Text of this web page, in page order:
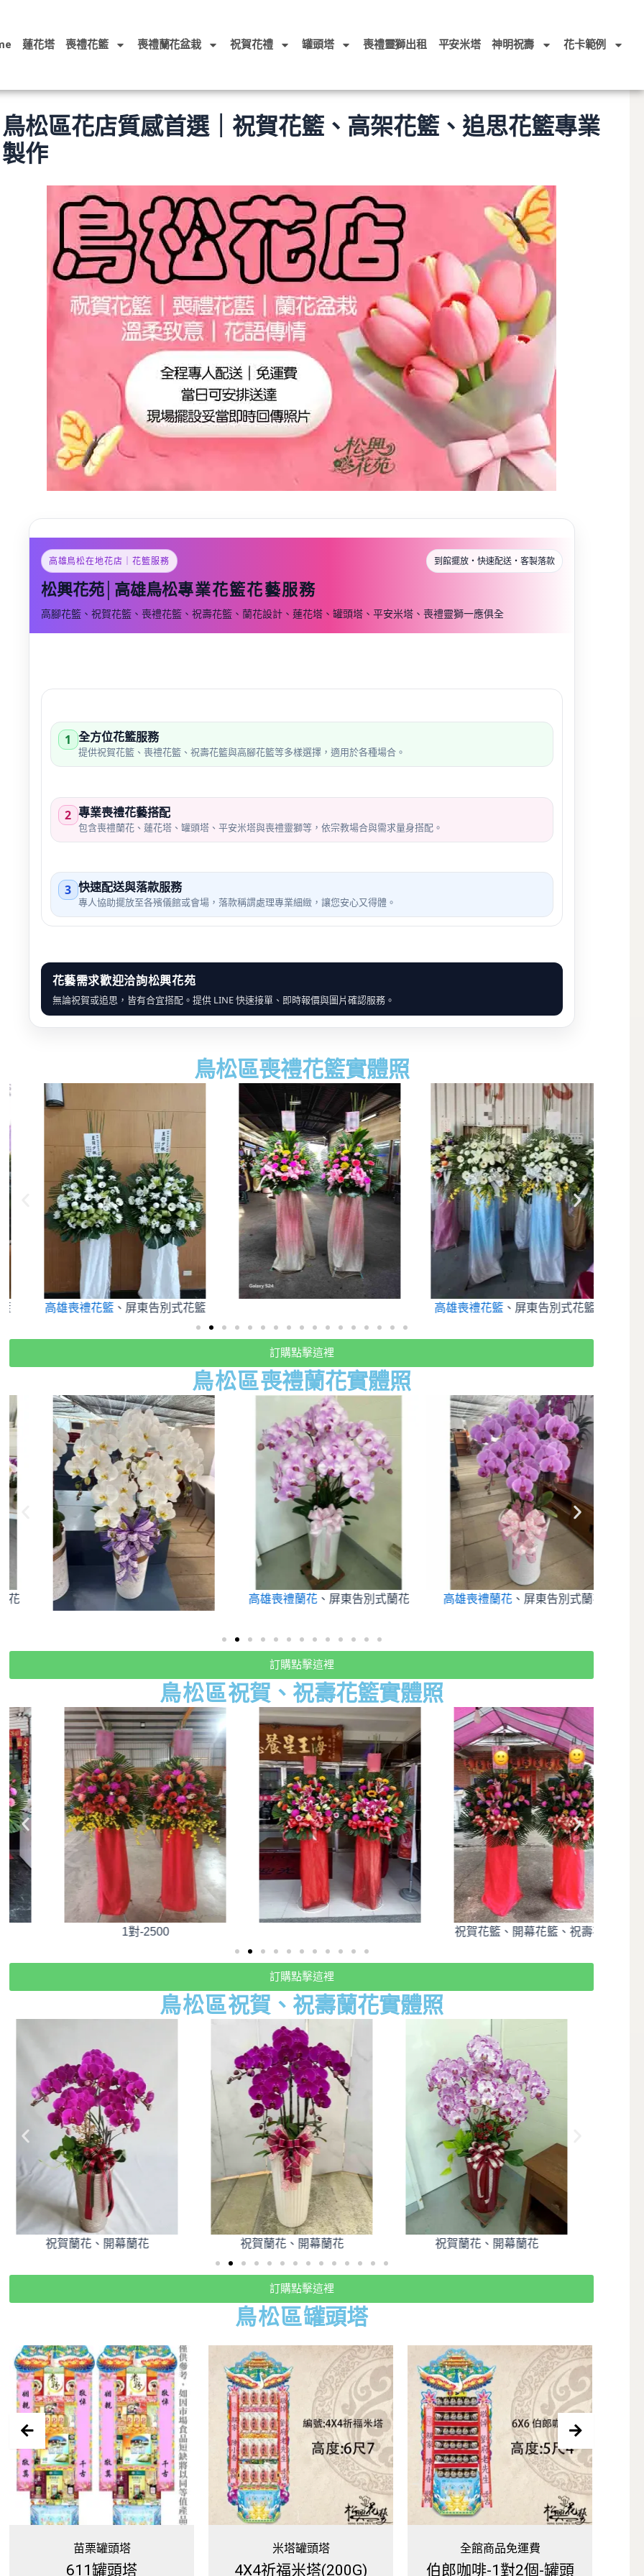
蓮花塔 喪禮花籃 喪禮蘭花盆栽 祝賀花禮 罐頭塔 喪禮靈獅出租 平安米塔 神明祝壽 花卡範例
鳥松區花店質感首選｜祝賀花籃、高架花籃、追思花籃專業
製作
高雄鳥松在地花店｜花籃服務 到館擺放・快速配送・客製落款
松興花苑│高雄鳥松專業花籃花藝服務
高腳花籃、祝賀花籃、喪禮花籃、祝壽花籃、蘭花設計、蓮花塔、罐頭塔、平安米塔、喪禮靈獅一應俱全
1 全方位花籃服務
提供祝賀花籃、喪禮花籃、祝壽花籃與高腳花籃等多樣選擇，適用於各種場合。
2 專業喪禮花藝搭配
包含喪禮蘭花、蓮花塔、罐頭塔、平安米塔與喪禮靈獅等，依宗教場合與需求量身搭配。
3 快速配送與落款服務
專人協助擺放至各殯儀館或會場，落款稱謂處理專業細緻，讓您安心又得體。
花藝需求歡迎洽詢松興花苑
無論祝賀或追思，皆有合宜搭配。提供 LINE 快速接單、即時報價與圖片確認服務。
鳥松區喪禮花籃實體照
高雄喪禮花籃、屏東告別式花籃 高雄喪禮花籃、屏東告別式花籃
訂購點擊這裡
鳥松區喪禮蘭花實體照
高雄喪禮蘭花、屏東告別式蘭花 高雄喪禮蘭花、屏東告別式蘭花
訂購點擊這裡
鳥松區祝賀、祝壽花籃實體照
1對-2500 祝賀花籃、開幕花籃、祝壽花籃
訂購點擊這裡
鳥松區祝賀、祝壽蘭花實體照
祝賀蘭花、開幕蘭花 祝賀蘭花、開幕蘭花 祝賀蘭花、開幕蘭花
訂購點擊這裡
鳥松區罐頭塔
米塔罐頭塔
4X4祈福米塔(200G)
全館商品免運費
伯郎咖啡-1對2個-罐頭
全館商品免運費
一般飲料罐頭塔(大)-1